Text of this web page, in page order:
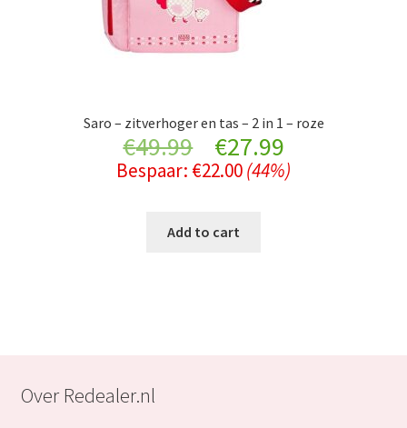
Saro – zitverhoger en tas – 2 in 1 – roze
€49.99
Original
price
was:
€27.99Current
price
Bespaar: €22.00(44%)
Add to cart
Over Redealer.nl